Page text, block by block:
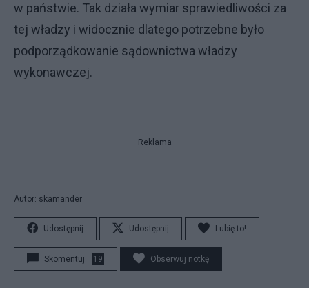
w państwie. Tak działa wymiar sprawiedliwości za
tej władzy i widocznie dlatego potrzebne było
podporządkowanie sądownictwa władzy
wykonawczej.
Reklama
Autor: skamander
Udostępnij Udostępnij Lubię to!
Skomentuj 19 Obserwuj notkę